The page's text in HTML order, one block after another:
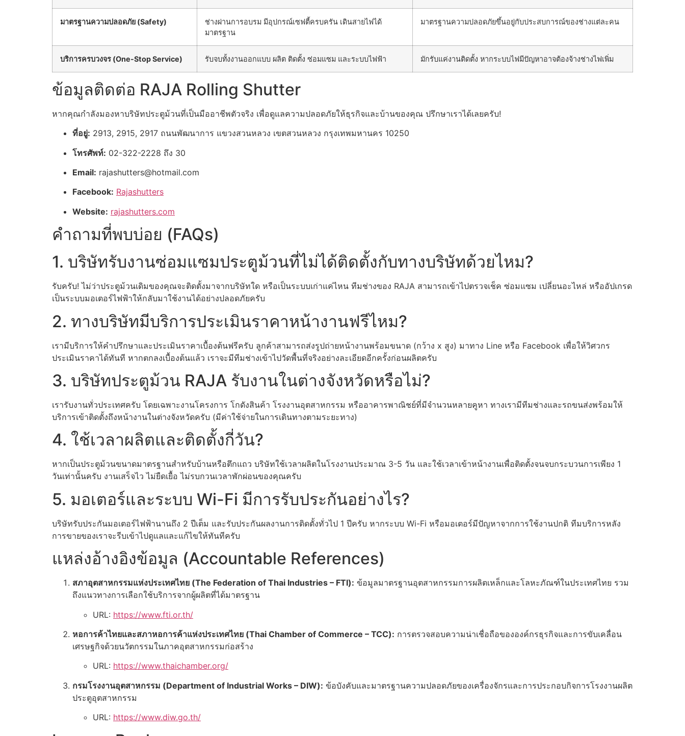
มาตรฐานความปลอดภัย (Safety)
ช่างผ่านการอบรม มีอุปกรณ์เซฟตี้ครบครัน เดินสายไฟได้
มาตรฐาน
มาตรฐานความปลอดภัยขึ้นอยู่กับประสบการณ์ของช่างแต่ละคน
บริการครบวงจร (One-Stop Service) รับจบทั้งงานออกแบบ ผลิต ติดตั้ง ซ่อมแซม และระบบไฟฟ้า มักรับแค่งานติดตั้ง หากระบบไฟมีปัญหาอาจต้องจ้างช่างไฟเพิ่ม
ข้อมูลติดต่อ RAJA Rolling Shutter
หากคุณกำลังมองหาบริษัทประตูม้วนที่เป็นมืออาชีพตัวจริง เพื่อดูแลความปลอดภัยให้ธุรกิจและบ้านของคุณ ปรึกษาเราได้เลยครับ!
ที่อยู่: 2913, 2915, 2917 ถนนพัฒนาการ แขวงสวนหลวง เขตสวนหลวง กรุงเทพมหานคร 10250
โทรศัพท์: 02-322-2228 ถึง 30
Email: rajashutters@hotmail.com
Facebook: Rajashutters
Website: rajashutters.com
คำถามที่พบบ่อย (FAQs)
1. บริษัทรับงานซ่อมแซมประตูม้วนที่ไม่ได้ติดตั้งกับทางบริษัทด้วยไหม?
รับครับ! ไม่ว่าประตูม้วนเดิมของคุณจะติดตั้งมาจากบริษัทใด หรือเป็นระบบเก่าแค่ไหน ทีมช่างของ RAJA สามารถเข้าไปตรวจเช็ค ซ่อมแซม เปลี่ยนอะไหล่ หรืออัปเกรด
เป็นระบบมอเตอร์ไฟฟ้าให้กลับมาใช้งานได้อย่างปลอดภัยครับ
2. ทางบริษัทมีบริการประเมินราคาหน้างานฟรีไหม?
เรามีบริการให้คำปรึกษาและประเมินราคาเบื้องต้นฟรีครับ ลูกค้าสามารถส่งรูปถ่ายหน้างานพร้อมขนาด (กว้าง x สูง) มาทาง Line หรือ Facebook เพื่อให้วิศวกร
ประเมินราคาได้ทันที หากตกลงเบื้องต้นแล้ว เราจะมีทีมช่างเข้าไปวัดพื้นที่จริงอย่างละเอียดอีกครั้งก่อนผลิตครับ
3. บริษัทประตูม้วน RAJA รับงานในต่างจังหวัดหรือไม่?
เรารับงานทั่วประเทศครับ โดยเฉพาะงานโครงการ โกดังสินค้า โรงงานอุตสาหกรรม หรืออาคารพาณิชย์ที่มีจำนวนหลายคูหา ทางเรามีทีมช่างและรถขนส่งพร้อมให้
บริการเข้าติดตั้งถึงหน้างานในต่างจังหวัดครับ (มีค่าใช้จ่ายในการเดินทางตามระยะทาง)
4. ใช้เวลาผลิตและติดตั้งกี่วัน?
หากเป็นประตูม้วนขนาดมาตรฐานสำหรับบ้านหรือตึกแถว บริษัทใช้เวลาผลิตในโรงงานประมาณ 3-5 วัน และใช้เวลาเข้าหน้างานเพื่อติดตั้งจนจบกระบวนการเพียง 1
วันเท่านั้นครับ งานเสร็จไว ไม่ยืดเยื้อ ไม่รบกวนเวลาพักผ่อนของคุณครับ
5. มอเตอร์และระบบ Wi-Fi มีการรับประกันอย่างไร?
บริษัทรับประกันมอเตอร์ไฟฟ้านานถึง 2 ปีเต็ม และรับประกันผลงานการติดตั้งทั่วไป 1 ปีครับ หากระบบ Wi-Fi หรือมอเตอร์มีปัญหาจากการใช้งานปกติ ทีมบริการหลัง
การขายของเราจะรีบเข้าไปดูแลและแก้ไขให้ทันทีครับ
แหล่งอ้างอิงข้อมูล (Accountable References)
สภาอุตสาหกรรมแห่งประเทศไทย (The Federation of Thai Industries – FTI): ข้อมูลมาตรฐานอุตสาหกรรมการผลิตเหล็กและโลหะภัณฑ์ในประเทศไทย รวม
ถึงแนวทางการเลือกใช้บริการจากผู้ผลิตที่ได้มาตรฐาน
URL: https://www.fti.or.th/
หอการค้าไทยและสภาหอการค้าแห่งประเทศไทย (Thai Chamber of Commerce – TCC): การตรวจสอบความน่าเชื่อถือขององค์กรธุรกิจและการขับเคลื่อน
เศรษฐกิจด้วยนวัตกรรมในภาคอุตสาหกรรมก่อสร้าง
URL: https://www.thaichamber.org/
กรมโรงงานอุตสาหกรรม (Department of Industrial Works – DIW): ข้อบังคับและมาตรฐานความปลอดภัยของเครื่องจักรและการประกอบกิจการโรงงานผลิต
ประตูอุตสาหกรรม
URL: https://www.diw.go.th/